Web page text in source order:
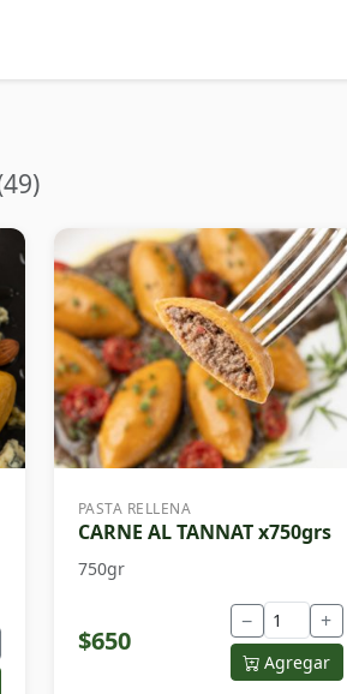
PASTA RELLENA
CARNE AL TANNAT x750grs
750gr
$650
− +
Agregar